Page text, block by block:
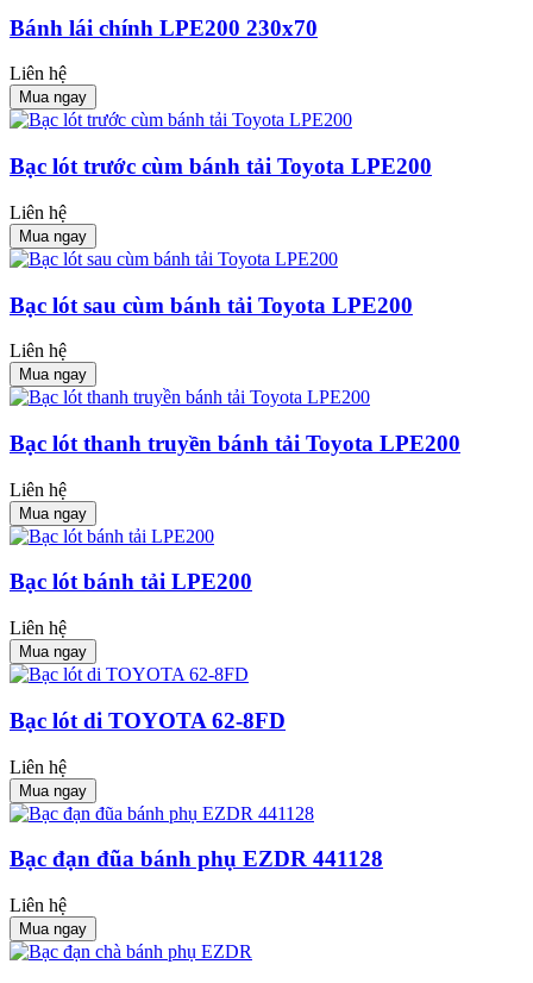
Bánh lái chính LPE200 230x70
Liên hệ
Mua ngay
Bạc lót trước cùm bánh tải Toyota LPE200
Liên hệ
Mua ngay
Bạc lót sau cùm bánh tải Toyota LPE200
Liên hệ
Mua ngay
Bạc lót thanh truyền bánh tải Toyota LPE200
Liên hệ
Mua ngay
Bạc lót bánh tải LPE200
Liên hệ
Mua ngay
Bạc lót di TOYOTA 62-8FD
Liên hệ
Mua ngay
Bạc đạn đũa bánh phụ EZDR 441128
Liên hệ
Mua ngay